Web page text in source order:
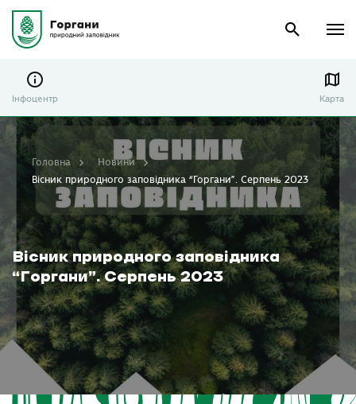
Інфоцентр Карта
Вісник природного заповідника
“Горгани”. Серпень 2023
Головна
Новини
Вісник природного заповідника “Горгани”. Серпень 2023